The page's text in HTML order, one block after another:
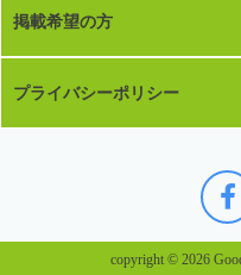
掲載希望の方
プライバシーポリシー
copyright © 2026